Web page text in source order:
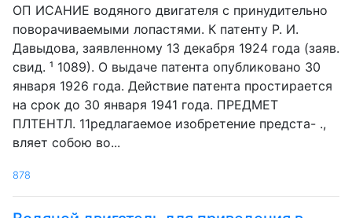
ОП ИСАНИЕ водяного двигателя с принудительно
поворачиваемыми лопастями. К патенту P. И.
Давыдова, заявленному 13 декабря 1924 года (заяв.
свид. ¹ 1089). О выдаче патента опубликовано 30
января 1926 года. Действие патента простирается
на срок до 30 января 1941 года. ПРЕДМЕТ
ПЛТЕНТЛ. 11редлагаемое изобретение предста- .,
вляет собою во...
878